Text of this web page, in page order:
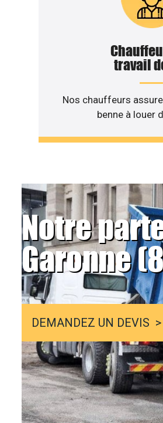
travail
Nos chauffeurs
benne à louer
Notre
Garonne
DEMANDEZ UN DEVIS